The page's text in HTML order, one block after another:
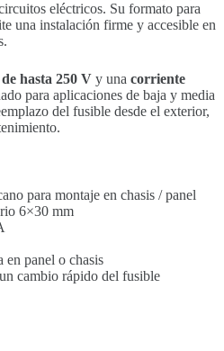
eléctricos. Su formato para
una instalación firme y accesible en
hasta 250 V y una corriente
para aplicaciones de baja y media
del fusible desde el exterior,
para montaje en chasis / panel
6×30 mm
en panel o chasis
cambio rápido del fusible